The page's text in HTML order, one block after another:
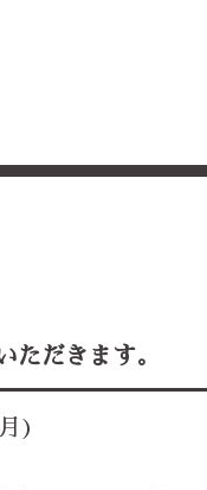
ただきます。
)